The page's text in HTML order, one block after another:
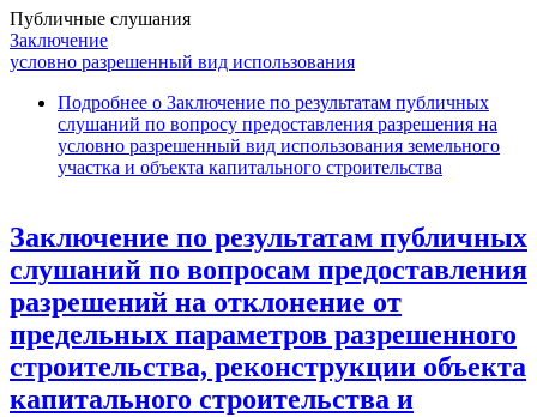
Публичные слушания
Заключение
условно разрешенный вид использования
Подробнее о Заключение по результатам публичных
слушаний по вопросу предоставления разрешения на
условно разрешенный вид использования земельного
участка и объекта капитального строительства
Заключение по результатам публичных
слушаний по вопросам предоставления
разрешений на отклонение от
предельных параметров разрешенного
строительства, реконструкции объекта
капитального строительства и